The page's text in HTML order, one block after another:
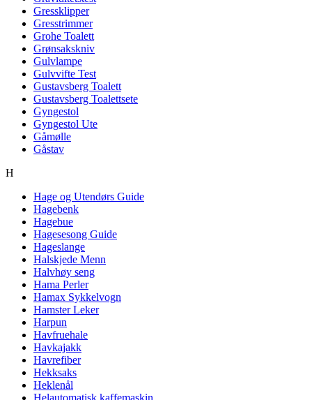
Gressklipper
Gresstrimmer
Grohe Toalett
Grønsakskniv
Gulvlampe
Gulvvifte Test
Gustavsberg Toalett
Gustavsberg Toalettsete
Gyngestol
Gyngestol Ute
Gåmølle
Gåstav
H
Hage og Utendørs Guide
Hagebenk
Hagebue
Hagesesong Guide
Hageslange
Halskjede Menn
Halvhøy seng
Hama Perler
Hamax Sykkelvogn
Hamster Leker
Harpun
Havfruehale
Havkajakk
Havrefiber
Hekksaks
Heklenål
Helautomatisk kaffemaskin